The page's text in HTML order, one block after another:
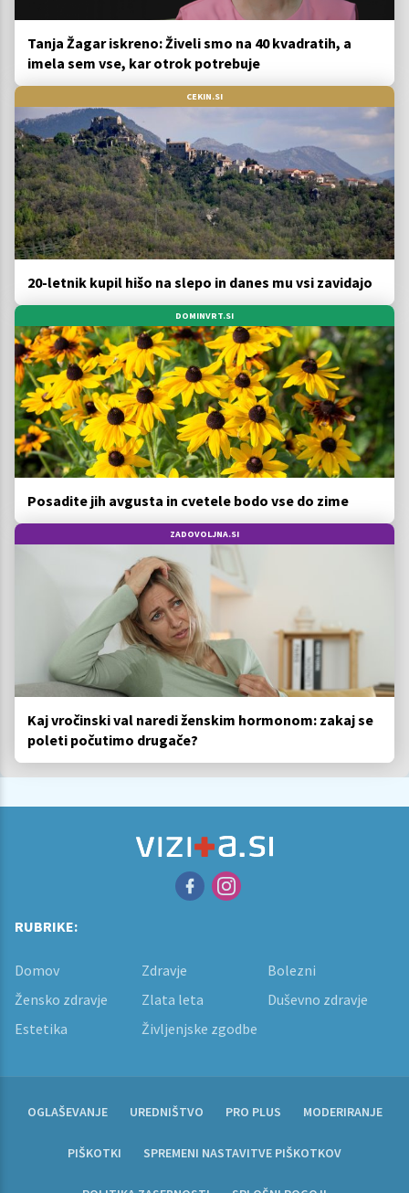
Tanja Žagar iskreno: Živeli smo na 40 kvadratih, a
imela sem vse, kar otrok potrebuje
CEKIN.SI
20-letnik kupil hišo na slepo in danes mu vsi zavidajo
DOMINVRT.SI
Posadite jih avgusta in cvetele bodo vse do zime
ZADOVOLJNA.SI
Kaj vročinski val naredi ženskim hormonom: zakaj se
poleti počutimo drugače?
RUBRIKE:
Domov Zdravje
Bolezni
Žensko zdravje
Zlata leta
Duševno zdravje
Estetika
Življenjske zgodbe
OGLAŠEVANJE UREDNIŠTVO PRO PLUS MODERIRANJE
PIŠKOTKI SPREMENI NASTAVITVE PIŠKOTKOV